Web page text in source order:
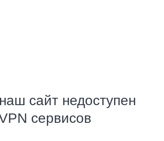
сайт недоступен
сервисов